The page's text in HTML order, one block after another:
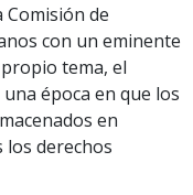
Comisión de
con un eminente
tema, el
época en que los
en
los derechos